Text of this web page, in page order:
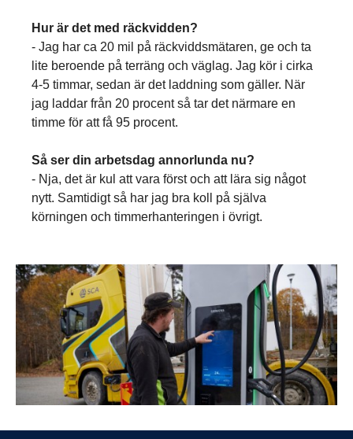
Hur är det med räckvidden?
- Jag har ca 20 mil på räckviddsmätaren, ge och ta
lite beroende på terräng och väglag. Jag kör i cirka
4-5 timmar, sedan är det laddning som gäller. När
jag laddar från 20 procent så tar det närmare en
timme för att få 95 procent.
Så ser din arbetsdag annorlunda nu?
- Nja, det är kul att vara först och att lära sig något
nytt. Samtidigt så har jag bra koll på själva
körningen och timmerhanteringen i övrigt.